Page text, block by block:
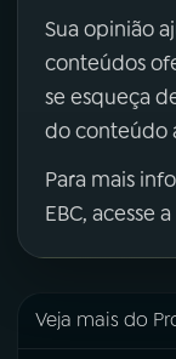
Sua opinião
conteúdos
se esqueça
do conteúdo
Para mais
EBC, acesse
Veja mais do